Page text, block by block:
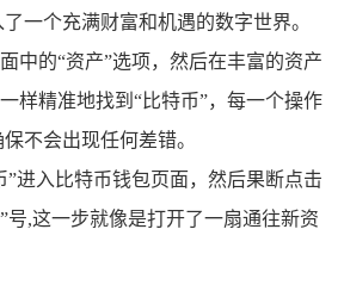
一个充满财富和机遇的数字世界。
中的“资产”选项，然后在丰富的资产
样精准地找到“比特币”，每一个操作
不会出现任何差错。
”进入比特币钱包页面，然后果断点击
号,这一步就像是打开了一扇通往新资